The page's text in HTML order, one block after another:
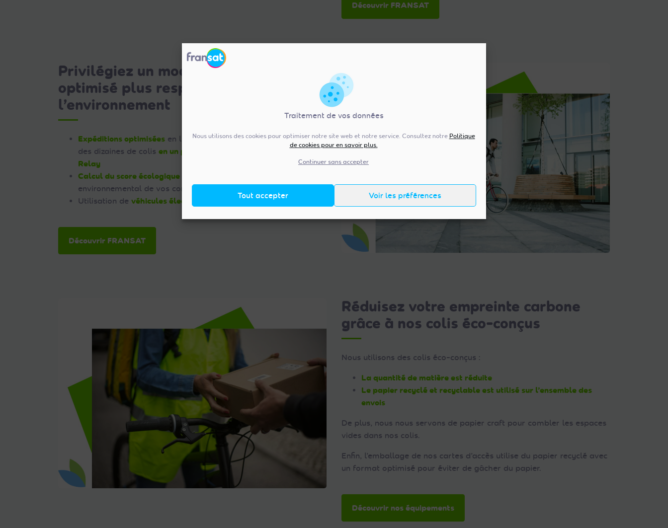
Traitement de vos données
Nous utilisons des cookies pour optimiser notre site web et notre service. Consultez notre Politique
de cookies pour en savoir plus.
Continuer sans accepter
Tout accepter Voir les préférences
Découvrir FRANSAT
Privilégiez un mode de livraison
optimisé plus respectueux de
l’environnement
Expéditions optimisées en livrant et collectant en même temps
des dizaines de colis en un point relais ou en lockers Mondial
Relay
Calcul du score écologique
environnemental de vos commandes
Utilisation de véhicules électriques par Chronopost
Découvrir FRANSAT
Réduisez votre empreinte carbone
grâce à nos colis éco-conçus
Nous utilisons des colis éco-conçus :
La quantité de matière est réduite
Le papier recyclé et recyclable est utilisé sur l’ensemble des
envois
De plus, nous nous servons de papier craft pour combler les espaces
vides dans nos colis.
Enfin, l’emballage de nos cartes d’accès utilise du papier recyclé avec
un format optimisé pour éviter de gâcher du papier.
Découvrir nos équipements